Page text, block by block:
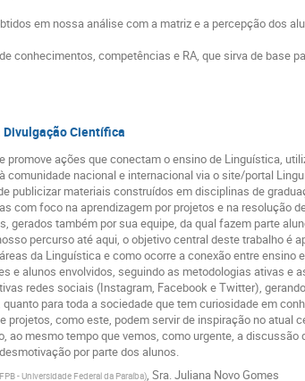
em nossa análise com a matriz e a percepção dos
conhecimentos, competências e RA, que sirva de base
Científica
ações que conectam o ensino de Linguística,
nacional e internacional via o site/portal
publicizar materiais construídos em disciplinas de
com foco na aprendizagem por projetos e na resolução
gerados também por sua equipe, da qual fazem parte
percurso até aqui, o objetivo central deste trabalho é
da Linguística e como ocorre a conexão entre ensino
e alunos envolvidos, seguindo as metodologias ativas e
redes sociais (Instagram, Facebook e Twitter),
para toda a sociedade que tem curiosidade em
como este, podem servir de inspiração no atual
mesmo tempo que vemos, como urgente, a discussão
por parte dos alunos.
- Universidade Federal da Paraíba), Sra.Juliana Novo Gomes